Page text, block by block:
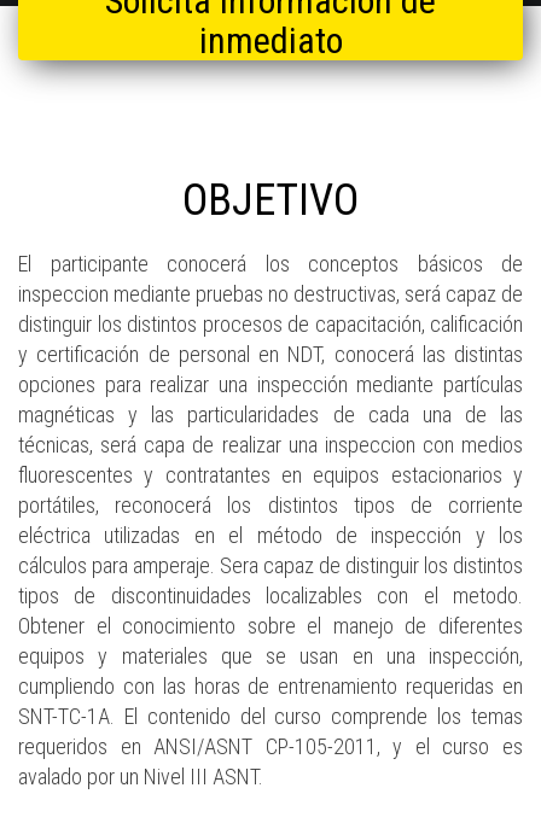
inmediato
OBJETIVO
El participante conocerá los conceptos básicos de
inspeccion mediante pruebas no destructivas, será capaz de
distinguir los distintos procesos de capacitación, calificación
y certificación de personal en NDT, conocerá las distintas
opciones para realizar una inspección mediante partículas
magnéticas y las particularidades de cada una de las
técnicas, será capa de realizar una inspeccion con medios
fluorescentes y contratantes en equipos estacionarios y
portátiles, reconocerá los distintos tipos de corriente
eléctrica utilizadas en el método de inspección y los
cálculos para amperaje. Sera capaz de distinguir los distintos
tipos de discontinuidades localizables con el metodo.
Obtener el conocimiento sobre el manejo de diferentes
equipos y materiales que se usan en una inspección,
cumpliendo con las horas de entrenamiento requeridas en
SNT-TC-1A. El contenido del curso comprende los temas
requeridos en ANSI/ASNT CP-105-2011, y el curso es
avalado por un Nivel III ASNT.